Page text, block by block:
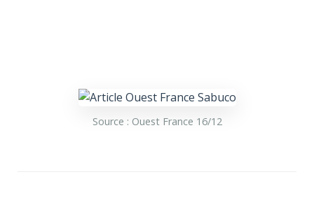
Source : Ouest France 16/12